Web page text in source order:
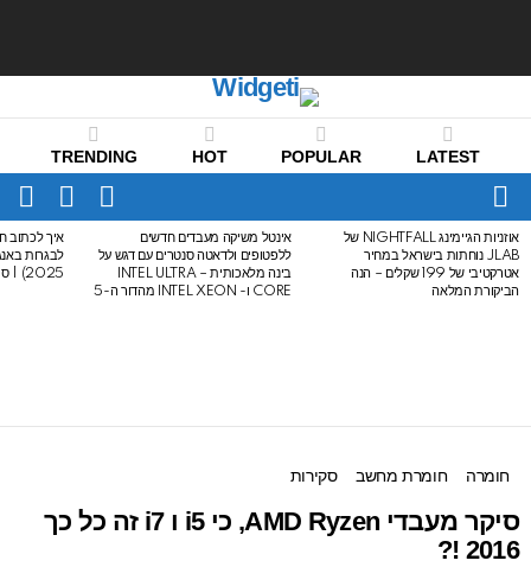
LATEST
POPULAR
HOT
TRENDING
Menu
SWITCH
SKIN
LATEST
STORIES
אוזניות הגיימינג NIGHTFALL של
JLAB נוחתות בישראל במחיר
אטרקטיבי של 199 שקלים – הנה
הביקורת המלאה
אינטל משיקה מעבדים חדשים
ללפטופים ולדאטה סנטרים עם דגש על
בינה מלאכותית – INTEL ULTRA
CORE ו- INTEL XEON מהדור ה-5
איך לכתוב
2025) | סיכום לבגרות באנגלית
חומרה חומרת מחשב סקירות
סיקר מעבדי AMD Ryzen, כי i5 ו i7 זה כל כך
2016 !?